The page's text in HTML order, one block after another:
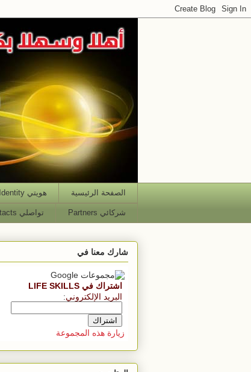
الصفحة الرئيسية هويتي Identity
شركائي Partners تواصلي Contacts
شارك معنا في
اشتراك في LIFE SKILLS
البريد الإلكتروني:
زيارة هذه المجموعة